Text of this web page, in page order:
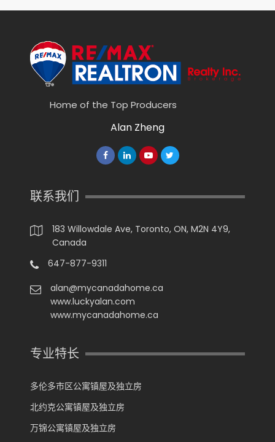
Home of the Top Producers
Alan Zheng
联系我们
183 Willowdale Ave, Toronto, ON, M2N 4Y9,
Canada
647-877-9311
alan@mycanadahome.ca
www.luckyalan.com
www.mycanadahome.ca
专业特长
多伦多市区公寓镇屋及独立房
北约克公寓镇屋及独立房
万锦公寓镇屋及独立房